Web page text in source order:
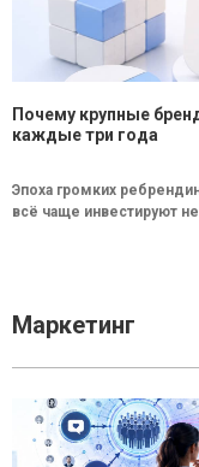
Почему крупные
каждые три года
Эпоха громких
всё чаще инвестируют
Маркетинг